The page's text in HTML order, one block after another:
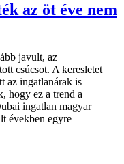
az öt éve nem
javult, az
csúcsot. A keresletet
az ingatlanárak is
hogy ez a trend a
ingatlan magyar
években egyre